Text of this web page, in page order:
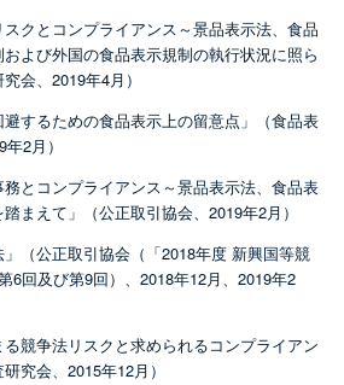
スクとコンプライアンス～景品表示法、食品
よび外国の食品表示規制の執行状況に照ら
会、2019年4月）
避するための食品表示上の留意点」（食品表
2月）
務とコンプライアンス～景品表示法、食品表
まえて」（公正取引協会、2019年2月）
」（公正取引協会（「2018年度 新興国等競
6回及び第9回）、2018年12月、2019年2
る競争法リスクと求められるコンプライアン
究会、2015年12月）